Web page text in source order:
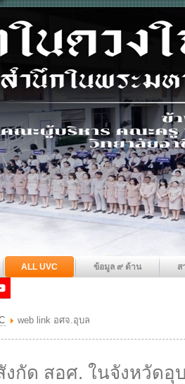
ALL UVC ข้อมูล ๙ ด้าน ส
web link อศจ.อุบล
กัด สอศ. ในจังหวัดอุ